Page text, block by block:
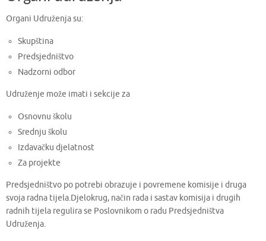
Organi Udruženja su:
Skupština
Predsjedništvo
Nadzorni odbor
Udruženje može imati i sekcije za
Osnovnu školu
Srednju školu
Izdavačku djelatnost
Za projekte
Predsjedništvo po potrebi obrazuje i povremene komisije i druga
svoja radna tijela.Djelokrug, način rada i sastav komisija i drugih
radnih tijela regulira se Poslovnikom o radu Predsjedništva
Udruženja.